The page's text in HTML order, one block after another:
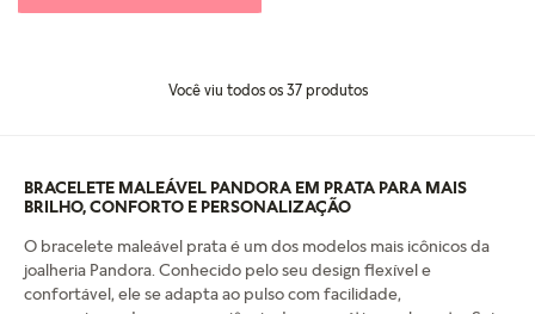
Você viu todos os 37produtos
BRACELETE MALEÁVEL PANDORA EM PRATA PARA MAIS
BRILHO, CONFORTO E PERSONALIZAÇÃO
O bracelete maleável prata é um dos modelos mais icônicos da
joalheria Pandora. Conhecido pelo seu design flexível e
confortável, ele se adapta ao pulso com facilidade,